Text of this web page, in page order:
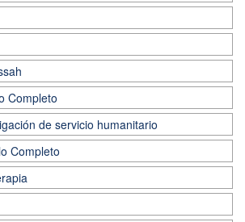
Completo
de servicio humanitario
Completo